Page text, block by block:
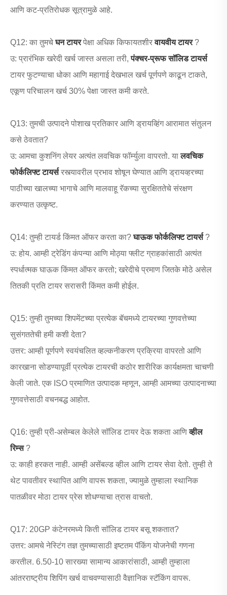
आणि कट-प्रतिरोधक सूत्रामुळे आहे.
Q12: का तुमचे घन टायर पेक्षा अधिक किफायतशीर वायवीय टायर ?
उ: प्रारंभिक खरेदी खर्च जास्त असला तरी, पंक्चर-प्रूफ सॉलिड टायर्स
टायर फुटण्याचा धोका आणि महागाई देखभाल खर्च पूर्णपणे काढून टाकते,
एकूण परिचालन खर्च 30% पेक्षा जास्त कमी करते.
Q13: तुमची उत्पादने पोशाख प्रतिकार आणि ड्रायव्हिंग आरामात संतुलन
कसे ठेवतात?
उ: आमचा कुशनिंग लेयर अत्यंत लवचिक फॉर्म्युला वापरतो. या लवचिक
फोर्कलिफ्ट टायर्स रस्त्यावरील प्रभाव शोषून घेण्यात आणि ड्रायव्हरच्या
पाठीच्या खालच्या भागाचे आणि मालवाहू रॅकच्या सुरक्षिततेचे संरक्षण
करण्यात उत्कृष्ट.
Q14: तुम्ही टायर्ड किंमत ऑफर करता का? घाऊक फोर्कलिफ्ट टायर्स ?
उ: होय. आम्ही ट्रेडिंग कंपन्या आणि मोठ्या फ्लीट ग्राहकांसाठी अत्यंत
स्पर्धात्मक घाऊक किंमत ऑफर करतो; खरेदीचे प्रमाण जितके मोठे असेल
तितकी प्रति टायर सरासरी किंमत कमी होईल.
Q15: तुम्ही तुमच्या शिपमेंटच्या प्रत्येक बॅचमध्ये टायरच्या गुणवत्तेच्या
सुसंगततेची हमी कशी देता?
उत्तर: आम्ही पूर्णपणे स्वयंचलित व्हल्कनीकरण प्रक्रिया वापरतो आणि
कारखाना सोडण्यापूर्वी प्रत्येक टायरची कठोर शारीरिक कार्यक्षमता चाचणी
केली जाते. एक ISO प्रमाणित उत्पादक म्हणून, आम्ही आमच्या उत्पादनाच्या
गुणवत्तेसाठी वचनबद्ध आहोत.
Q16: तुम्ही प्री-असेम्बल केलेले सॉलिड टायर देऊ शकता आणि व्हील
रिम्स ?
उ: काही हरकत नाही. आम्ही असेंबल्ड व्हील आणि टायर सेवा देतो. तुम्ही ते
थेट पावतीवर स्थापित आणि वापरू शकता, ज्यामुळे तुम्हाला स्थानिक
पातळीवर मोठा टायर प्रेस शोधण्याचा त्रास वाचतो.
Q17: 20GP कंटेनरमध्ये किती सॉलिड टायर बसू शकतात?
उत्तर: आमचे नेस्टिंग तज्ञ तुमच्यासाठी इष्टतम पॅकिंग योजनेची गणना
करतील. 6.50-10 सारख्या सामान्य आकारांसाठी, आम्ही तुम्हाला
आंतरराष्ट्रीय शिपिंग खर्च वाचवण्यासाठी वैज्ञानिक स्टॅकिंग वापरू.